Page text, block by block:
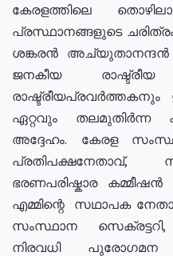
കേരളത്തിലെ
പ്രസ്ഥാനങ്ങളുടെ
ശങ്കരൻ അച്യുതാനന്ദൻ
ജനകീയ
രാഷ്ട്രീയപ്രവർത്തകനും
ഏറ്റവും തലമുതിർന്ന
അദ്ദേഹം. കേരള
പ്രതിപക്ഷനേതാവ്,
ഭരണപരിഷ്കാര
എമ്മിന്റെ സഥാപക
സംസ്ഥാന സെക്രട്ടറി,
നിരവധി